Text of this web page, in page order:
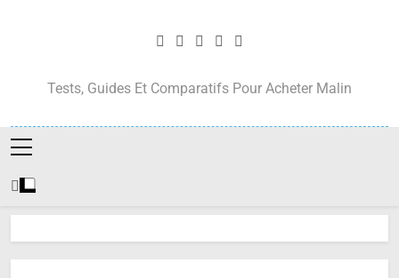
Tests, Guides Et Comparatifs Pour Acheter Malin